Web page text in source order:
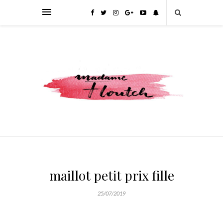
maillot petit prix fille
25/07/2019